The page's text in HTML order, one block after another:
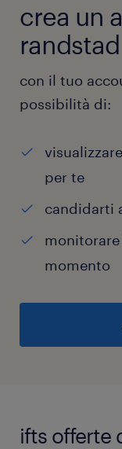
crea un
randstad
con il tuo
possibilità di:
per te
candidarti
momento
ifts offerte